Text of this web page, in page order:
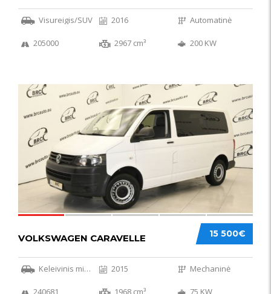
Visureigis/SUV 2016 Automatinė
205000 2967 cm³ 200 KW
36
15 500€
VOLKSWAGEN CARAVELLE
Keleivinis mikroautobusas 2015 Mechaninė
240681 1968 cm³ 75 KW